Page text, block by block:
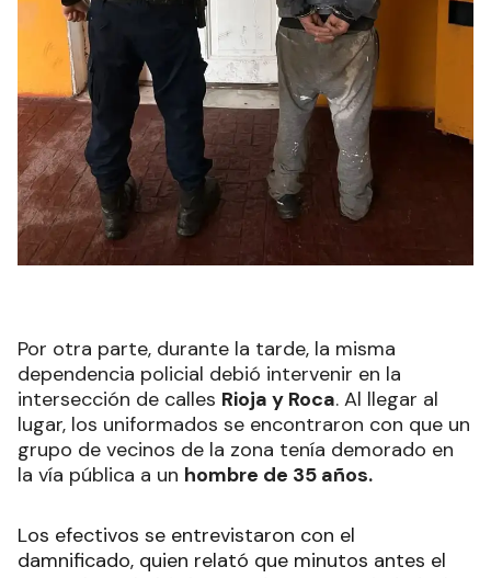
Por otra parte, durante la tarde, la misma
dependencia policial debió intervenir en la
intersección de calles Rioja y Roca. Al llegar al
lugar, los uniformados se encontraron con que un
grupo de vecinos de la zona tenía demorado en
la vía pública a un hombre de 35 años.
Los efectivos se entrevistaron con el
damnificado, quien relató que minutos antes el